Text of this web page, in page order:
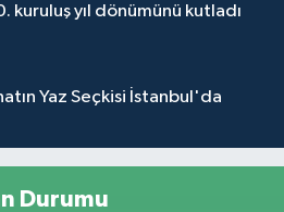
kuruluş yıl dönümünü kutladı
Yaz Seçkisi İstanbul'da
Durumu